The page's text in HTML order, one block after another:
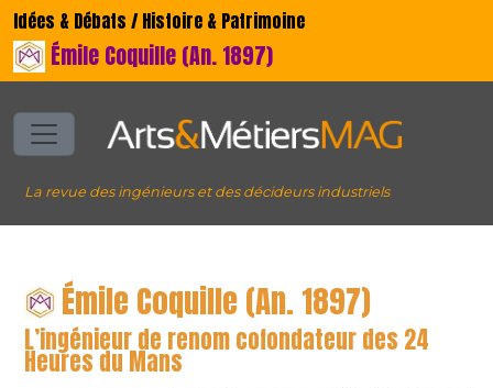
Idées & Débats / Histoire & Patrimoine
Émile Coquille (An. 1897)
La revue des ingénieurs et des décideurs industriels
Émile Coquille (An. 1897)
L’ingénieur de renom cofondateur des 24
Heures du Mans